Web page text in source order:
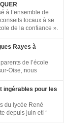
à l’ensemble de
locaux à se
de la confiance ».
la FCPE
: 1 affiche
Rayes à
de l’école
Oise, nous
fermeture de
des conditions
Chaque
ingérables pour les
du lycée René
depuis juin etl ‘
2